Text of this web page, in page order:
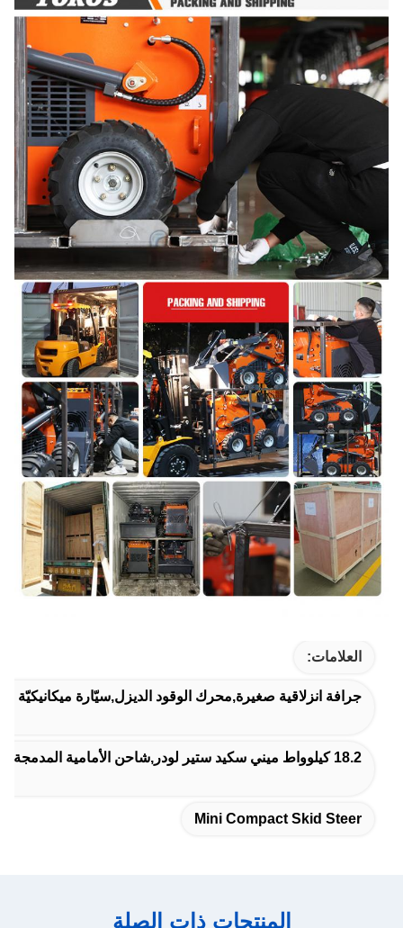
العلامات:
جرافة انزلاقية صغيرة,محرك الوقود الديزل,سيّارة ميكانيكيّة
18.2 كيلوواط ميني سكيد ستير لودر,شاحن الأمامية المدمجة متعددة الأغراض,ميني سكيد ستير لودر متعددة الأغراض
Mini Compact Skid Steer
المنتجات ذات الصلة